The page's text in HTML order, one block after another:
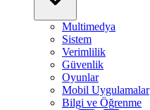
Multimedya
Sistem
Verimlilik
Güvenlik
Oyunlar
Mobil Uygulamalar
Bilgi ve Öğrenme